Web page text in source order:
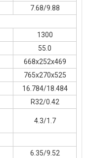
7.68/9.88
1300
55.0
668x252x469
765x270x525
16.784/18.484
R32/0.42
4.3/1.7
6.35/9.52